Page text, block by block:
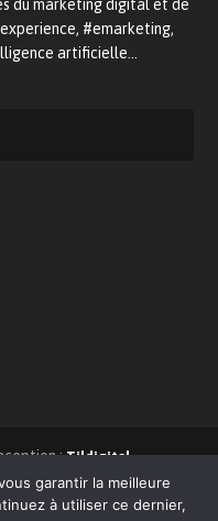
du marketing digital et de
#emarketing,
artificielle…
:Tildigital
Relation client
garantir la meilleure
à utiliser ce dernier,